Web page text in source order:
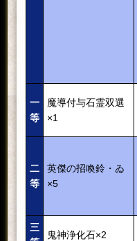
一
等
魔導付与石霊双選
×1
二
等
英傑の招喚鈴・ゐ
×5
三
鬼神浄化石×2